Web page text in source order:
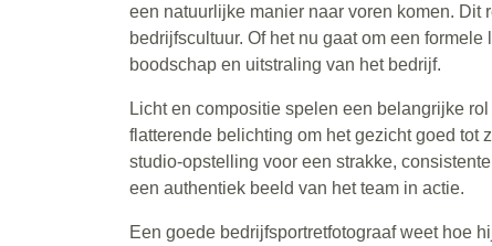
een natuurlijke manier naar voren komen. Dit
bedrijfscultuur. Of het nu gaat om een
boodschap en uitstraling van het bedrijf.
Licht en compositie spelen een belangrijke
flatterende belichting om het gezicht goed tot
studio-opstelling voor een strakke,
een authentiek beeld van het team in actie.
Een goede bedrijfsportretfotograaf weet hoe